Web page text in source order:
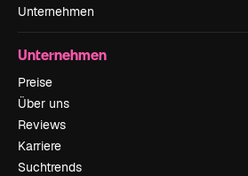
Unternehmen
Unternehmen
Preise
Über uns
Reviews
Karriere
Suchtrends